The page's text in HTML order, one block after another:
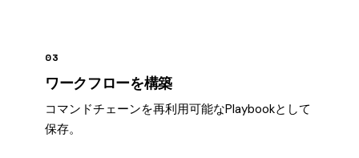
03
ワークフローを構築
コマンドチェーンを再利用可能なPlaybookとして
保存。